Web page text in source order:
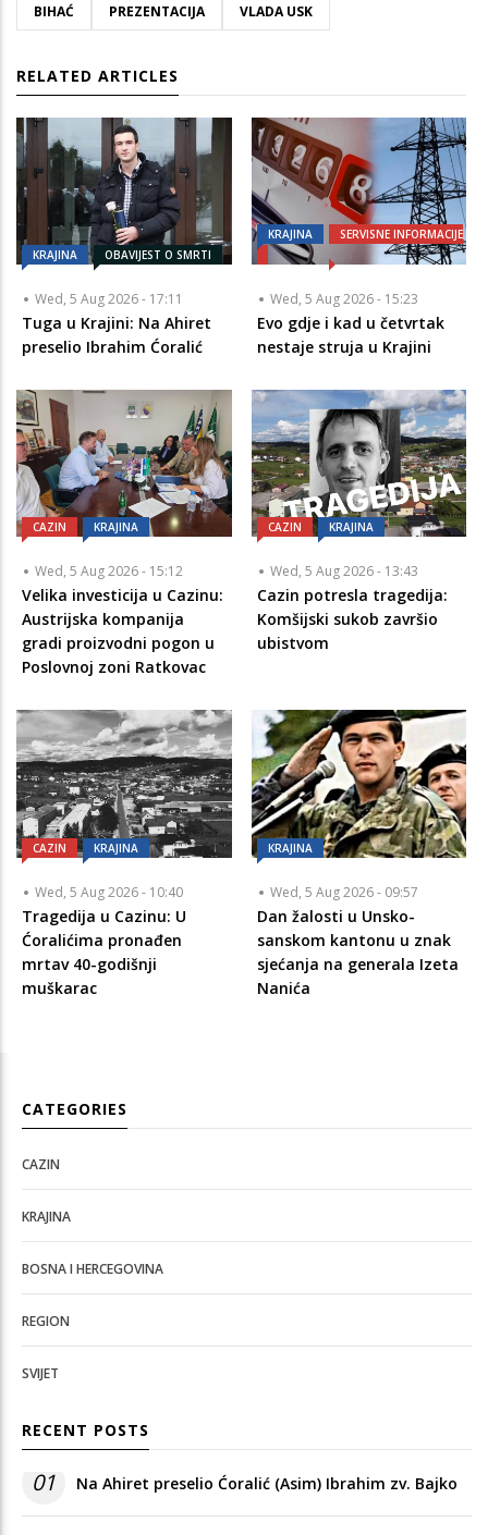
BIHAĆ PREZENTACIJA VLADA USK
RELATED ARTICLES
KRAJINA OBAVIJEST O SMRTI
Wed, 5 Aug 2026 - 17:11
Tuga u Krajini: Na Ahiret
preselio Ibrahim Ćoralić
KRAJINA SERVISNE INFORMACIJE
Wed, 5 Aug 2026 - 15:23
Evo gdje i kad u četvrtak
nestaje struja u Krajini
CAZIN KRAJINA
Wed, 5 Aug 2026 - 15:12
Velika investicija u Cazinu:
Austrijska kompanija
gradi proizvodni pogon u
Poslovnoj zoni Ratkovac
CAZIN KRAJINA
Wed, 5 Aug 2026 - 13:43
Cazin potresla tragedija:
Komšijski sukob završio
ubistvom
CAZIN KRAJINA
Wed, 5 Aug 2026 - 10:40
Tragedija u Cazinu: U
Ćoralićima pronađen
mrtav 40-godišnji
muškarac
KRAJINA
Wed, 5 Aug 2026 - 09:57
Dan žalosti u Unsko-
sanskom kantonu u znak
sjećanja na generala Izeta
Nanića
CATEGORIES
CAZIN
KRAJINA
BOSNA I HERCEGOVINA
REGION
SVIJET
RECENT POSTS
01 Na Ahiret preselio Ćoralić (Asim) Ibrahim zv. Bajko